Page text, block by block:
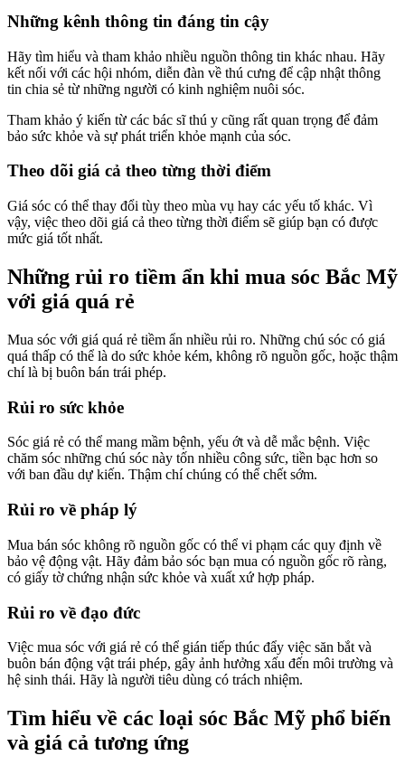
Những kênh thông tin đáng tin cậy
Hãy tìm hiểu và tham khảo nhiều nguồn thông tin khác nhau. Hãy
kết nối với các hội nhóm, diễn đàn về thú cưng để cập nhật thông
tin chia sẻ từ những người có kinh nghiệm nuôi sóc.
Tham khảo ý kiến từ các bác sĩ thú y cũng rất quan trọng để đảm
bảo sức khỏe và sự phát triển khỏe mạnh của sóc.
Theo dõi giá cả theo từng thời điểm
Giá sóc có thể thay đổi tùy theo mùa vụ hay các yếu tố khác. Vì
vậy, việc theo dõi giá cả theo từng thời điểm sẽ giúp bạn có được
mức giá tốt nhất.
Những rủi ro tiềm ẩn khi mua sóc Bắc Mỹ
với giá quá rẻ
Mua sóc với giá quá rẻ tiềm ẩn nhiều rủi ro. Những chú sóc có giá
quá thấp có thể là do sức khỏe kém, không rõ nguồn gốc, hoặc thậm
chí là bị buôn bán trái phép.
Rủi ro sức khỏe
Sóc giá rẻ có thể mang mầm bệnh, yếu ớt và dễ mắc bệnh. Việc
chăm sóc những chú sóc này tốn nhiều công sức, tiền bạc hơn so
với ban đầu dự kiến. Thậm chí chúng có thể chết sớm.
Rủi ro về pháp lý
Mua bán sóc không rõ nguồn gốc có thể vi phạm các quy định về
bảo vệ động vật. Hãy đảm bảo sóc bạn mua có nguồn gốc rõ ràng,
có giấy tờ chứng nhận sức khỏe và xuất xứ hợp pháp.
Rủi ro về đạo đức
Việc mua sóc với giá rẻ có thể gián tiếp thúc đẩy việc săn bắt và
buôn bán động vật trái phép, gây ảnh hưởng xấu đến môi trường và
hệ sinh thái. Hãy là người tiêu dùng có trách nhiệm.
Tìm hiểu về các loại sóc Bắc Mỹ phổ biến
và giá cả tương ứng